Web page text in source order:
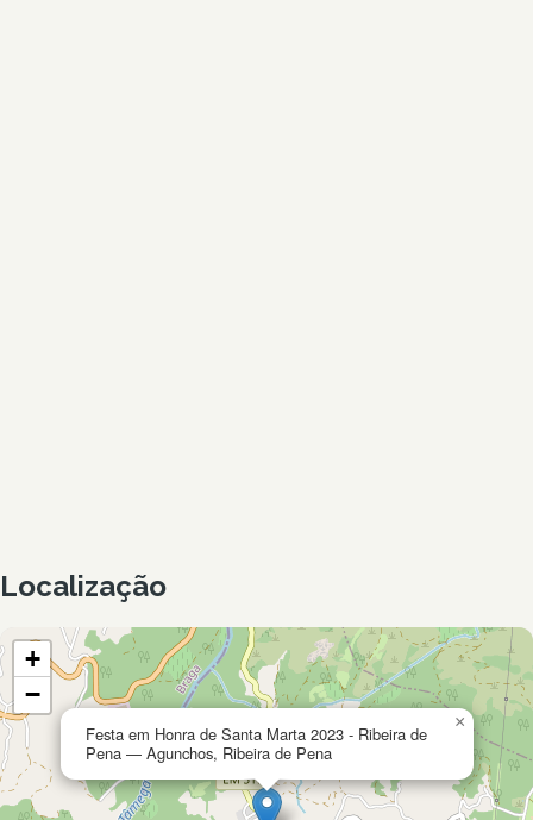
Localização
Festa em Honra de Santa Marta 2023 - Ribeira de
Pena — Agunchos, Ribeira de Pena
×
+
−